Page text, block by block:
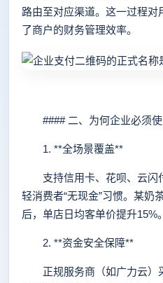
路由至对应渠道。这一过程
了商户的财务管理效率。
#### 二、为何企业必须使
1. **全场景覆盖**
支持信用卡、花呗、云闪
轻消费者“无现金”习惯。某奶
后，单店日均客单价提升15%。
2. **资金安全保障**
正规服务商（如广力云）